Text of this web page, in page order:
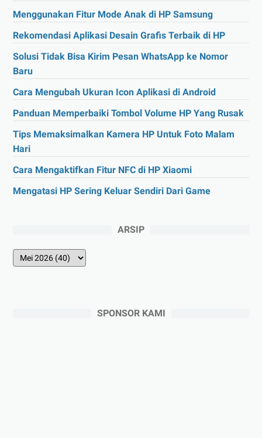
Menggunakan Fitur Mode Anak di HP Samsung
Rekomendasi Aplikasi Desain Grafis Terbaik di HP
Solusi Tidak Bisa Kirim Pesan WhatsApp ke Nomor
Baru
Cara Mengubah Ukuran Icon Aplikasi di Android
Panduan Memperbaiki Tombol Volume HP Yang Rusak
Tips Memaksimalkan Kamera HP Untuk Foto Malam
Hari
Cara Mengaktifkan Fitur NFC di HP Xiaomi
Mengatasi HP Sering Keluar Sendiri Dari Game
ARSIP
SPONSOR KAMI